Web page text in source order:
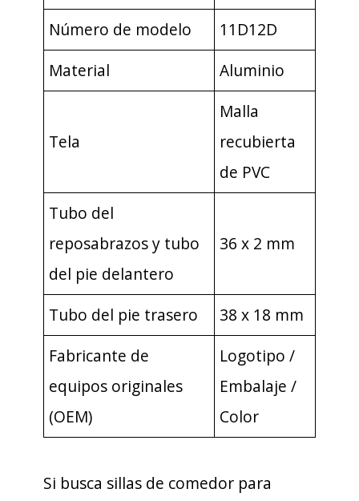
Número de modelo
11D12D
Material
Aluminio
Tela
Malla
recubierta
de PVC
Tubo del
reposabrazos y tubo
del pie delantero
36 x 2 mm
Tubo del pie trasero
38 x 18 mm
Fabricante de
equipos originales
(OEM)
Logotipo /
Embalaje /
Color
Si busca sillas de comedor para